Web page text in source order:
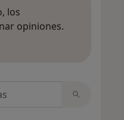
los
opiniones.